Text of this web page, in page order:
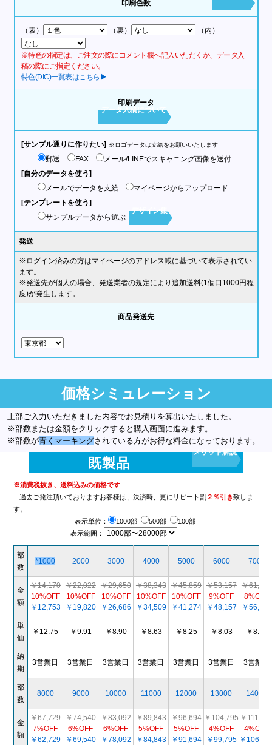
印刷色数
（表） （裏） （内）
※特色の指定は、ご注文の際にコメント欄へ記入いただくか、データ入
稿の際にご指定ください。
特色(DIC)一覧表はこちら▶
印刷データ
データ入稿について
[サンプル通りに作りたい] ※ロゴデータは支給をお願いいたします
郵送 FAX
メール/LINEでスキャニング画像を送付
[自分のデータを使う]
メールでデータを支給
マイページからアップロード
[テンプレートを使う]
サンプルデータから選ぶ
デザイン集
発送
※ログイン済みの方はマイページのアドレス帳に基づいて表示されてい
ます。
※発送先が個人の場合、発送業者の規定により追加送料(1個口1000円程
度)が発生します。
商品発送先
価格シミュレーション
上部ご入力いただきました内容でお見積りを算出いたしました。
※部数または金額をクリックすると購入画面に進みます。
※部数が青くマーキングされている方がお得な料金になっております。
既製品
メリット解説
※消費税抜き、送料込みの価格です
過去ご発注頂いておりますお客様は、決済時、更にリピート割２％引き致しま
す。
表示単位：
1000部 500部
100部
表示範囲：
部
数
*1000 2000 3000 4000 5000 6000 7000
金
額
￥14,170
10%OFF
￥12,753
￥22,022
10%OFF
￥19,820
￥29,650
10%OFF
￥26,686
￥38,343
10%OFF
￥34,509
￥45,859
10%OFF
￥41,274
￥53,157
9%OFF
￥48,157
￥61,018
8%OFF
￥56,018
単
価
￥12.75 ￥9.91 ￥8.90 ￥8.63 ￥8.25 ￥8.03 ￥8.00
納
期
3営業日 3営業日 3営業日 3営業日 3営業日 3営業日 3営業日
部
数
8000 9000 10000 11000 12000 13000 14000
金
額
￥67,729
7%OFF
￥62,729
￥74,540
6%OFF
￥69,540
￥83,092
6%OFF
￥78,092
￥89,843
5%OFF
￥84,843
￥96,694
5%OFF
￥91,694
￥104,795
4%OFF
￥99,795
￥
4%OFF
￥